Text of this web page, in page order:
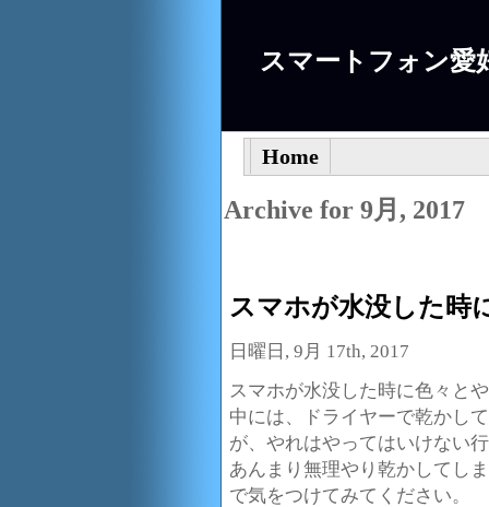
スマートフォン愛
Home
Archive for 9月, 2017
スマホが水没した時
日曜日, 9月 17th, 2017
スマホが水没した時に色々と
中には、ドライヤーで乾かし
が、やれはやってはいけない
あんまり無理やり乾かしてし
で気をつけてみてください。